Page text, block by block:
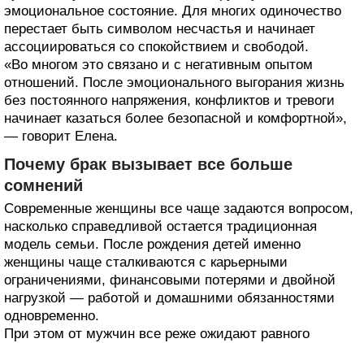
эмоциональное состояние. Для многих одиночество
перестает быть символом несчастья и начинает
ассоциироваться со спокойствием и свободой.
«Во многом это связано и с негативным опытом
отношений. После эмоционального выгорания жизнь
без постоянного напряжения, конфликтов и тревоги
начинает казаться более безопасной и комфортной»,
— говорит Елена.
Почему брак вызывает все больше
сомнений
Современные женщины все чаще задаются вопросом,
насколько справедливой остается традиционная
модель семьи. После рождения детей именно
женщины чаще сталкиваются с карьерными
ограничениями, финансовыми потерями и двойной
нагрузкой — работой и домашними обязанностями
одновременно.
При этом от мужчин все реже ожидают равного